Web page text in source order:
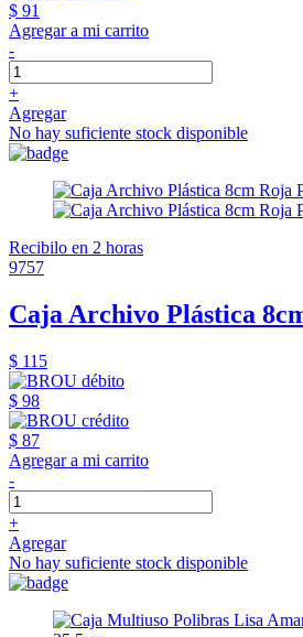
$ 91
Agregar a mi carrito
-
+
Agregar
No hay suficiente stock disponible
Recibilo en 2 horas
9757
Caja Archivo Plástica
$ 115
$ 98
$ 87
Agregar a mi carrito
-
+
Agregar
No hay suficiente stock disponible